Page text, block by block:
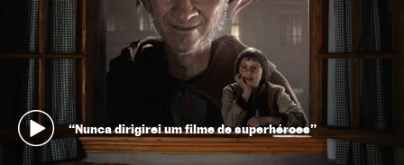
“Nunca dirigirei um filme de superhéroes”